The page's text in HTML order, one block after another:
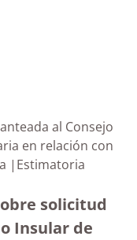
al Consejo
en relación con
|Estimatoria
solicitud
Insular de